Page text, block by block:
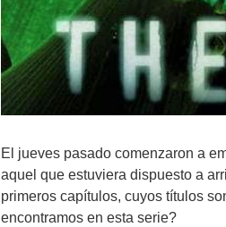
El jueves pasado comenzaron a
aquel que estuviera dispuesto a
primeros capítulos, cuyos títulos
encontramos en esta serie?